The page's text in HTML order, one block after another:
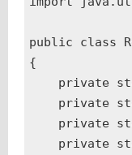
public class
{
private
private
private
private